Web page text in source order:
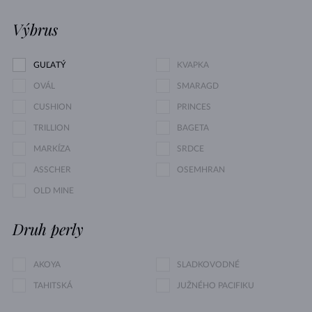
Výbrus
GUĽATÝ KVAPKA
OVÁL SMARAGD
CUSHION PRINCES
TRILLION BAGETA
MARKÍZA SRDCE
ASSCHER OSEMHRAN
OLD MINE
Druh perly
AKOYA SLADKOVODNÉ
TAHITSKÁ JUŽNÉHO PACIFIKU